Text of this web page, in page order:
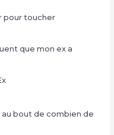
pour toucher
que mon ex a
au bout de combien de